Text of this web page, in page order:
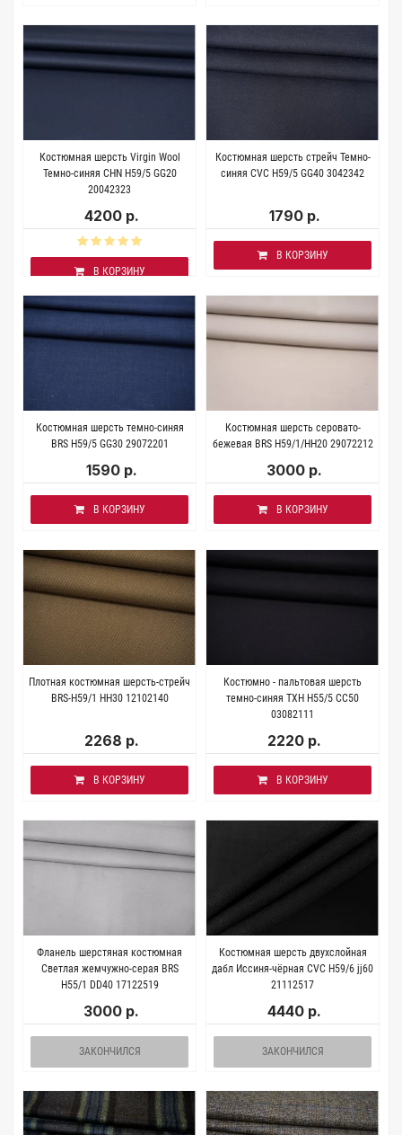
Костюмная шерсть Virgin Wool
Темно-синяя CHN H59/5 GG20
20042323
4200 р.
В КОРЗИНУ
Костюмная шерсть стрейч Темно-
синяя CVC H59/5 GG40 3042342
1790 р.
В КОРЗИНУ
Костюмная шерсть темно-синяя
BRS H59/5 GG30 29072201
1590 р.
В КОРЗИНУ
Костюмная шерсть серовато-
бежевая BRS H59/1/HH20 29072212
3000 р.
В КОРЗИНУ
Плотная костюмная шерсть-стрейч
BRS-H59/1 HH30 12102140
2268 р.
В КОРЗИНУ
Костюмно - пальтовая шерсть
темно-синяя TXH H55/5 CC50
03082111
2220 р.
В КОРЗИНУ
Фланель шерстяная костюмная
Светлая жемчужно-серая BRS
H55/1 DD40 17122519
3000 р.
ЗАКОНЧИЛСЯ
Костюмная шерсть двухслойная
дабл Иссиня-чёрная CVC H59/6 jj60
21112517
4440 р.
ЗАКОНЧИЛСЯ